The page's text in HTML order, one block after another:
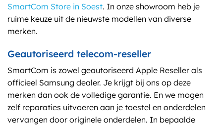
SmartCom Store in Soest. In onze showroom heb je
ruime keuze uit de nieuwste modellen van diverse
merken.
Geautoriseerd telecom-reseller
SmartCom is zowel geautoriseerd Apple Reseller als
officieel Samsung dealer. Je krijgt bij ons op deze
merken dan ook de volledige garantie. En we mogen
zelf reparaties uitvoeren aan je toestel en onderdelen
vervangen door originele onderdelen. In bepaalde